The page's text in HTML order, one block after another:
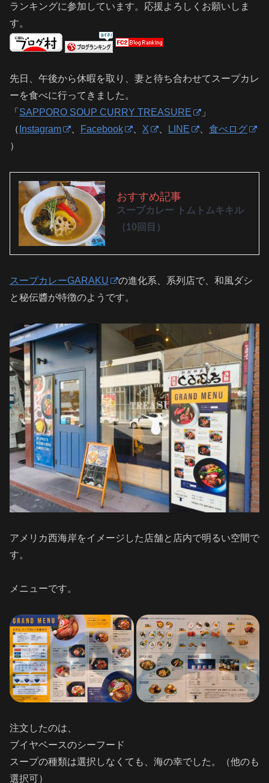
ランキングに参加しています。応援よろしくお願いしま
す。
先日、午後から休暇を取り、妻と待ち合わせてスープカレ
ーを食べに行ってきました。
「 SAPPORO SOUP CURRY TREASURE
」
（ Instagram Facebook X LINE
食べログ
）
おすすめ記事
スープカレー トムトムキキル
（10回目）
スープカレーGARAKU
の進化系、系列店で、和風ダシ
と秘伝醬が特徴のようです。
アメリカ西海岸をイメージした店舗と店内で明るい空間で
す。
メニューです。
注文したのは、
ブイヤベースのシーフード
スープの種類は選択しなくても、海の幸でした。（他のも
選択可）